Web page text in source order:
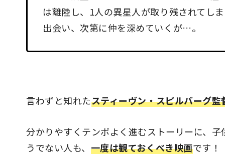
は離陸し、1人の異星人が取り残されてし
出会い、次第に仲を深めていくが…。
言わずと知れたスティーヴン・スピルバーグ
分かりやすくテンポよく進むストーリーに、
うでない人も、 一度は観ておくべき映画です！